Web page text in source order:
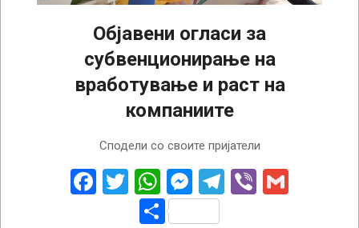
Објавени огласи за
субвенционирање на
вработување и раст на
компаниите
Сподели со своите пријатели
Facebook
Twitter
WhatsApp
Messenger
Telegram
Viber
Share